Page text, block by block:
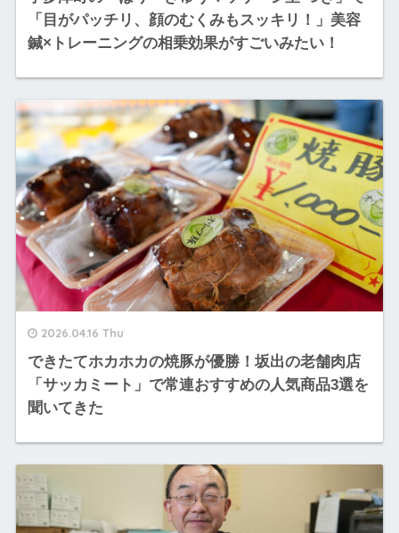
「目がパッチリ、顔のむくみもスッキリ！」美容
鍼×トレーニングの相乗効果がすごいみたい！
2026.04.16 Thu
できたてホカホカの焼豚が優勝！坂出の老舗肉店
「サッカミート」で常連おすすめの人気商品3選を
聞いてきた